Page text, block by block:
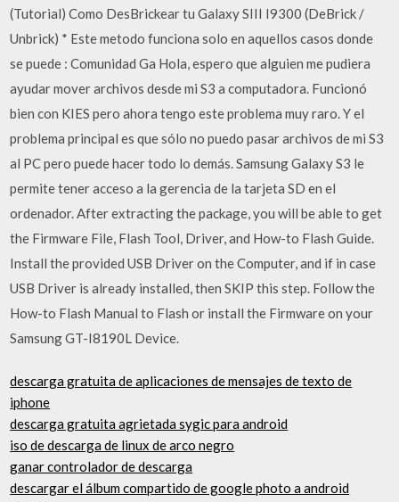
(Tutorial) Como DesBrickear tu Galaxy SIII I9300 (DeBrick /
Unbrick) * Este metodo funciona solo en aquellos casos donde
se puede : Comunidad Ga Hola, espero que alguien me pudiera
ayudar mover archivos desde mi S3 a computadora. Funcionó
bien con KIES pero ahora tengo este problema muy raro. Y el
problema principal es que sólo no puedo pasar archivos de mi S3
al PC pero puede hacer todo lo demás. Samsung Galaxy S3 le
permite tener acceso a la gerencia de la tarjeta SD en el
ordenador. After extracting the package, you will be able to get
the Firmware File, Flash Tool, Driver, and How-to Flash Guide.
Install the provided USB Driver on the Computer, and if in case
USB Driver is already installed, then SKIP this step. Follow the
How-to Flash Manual to Flash or install the Firmware on your
Samsung GT-I8190L Device.
descarga gratuita de aplicaciones de mensajes de texto de
iphone
descarga gratuita agrietada sygic para android
iso de descarga de linux de arco negro
ganar controlador de descarga
descargar el álbum compartido de google photo a android